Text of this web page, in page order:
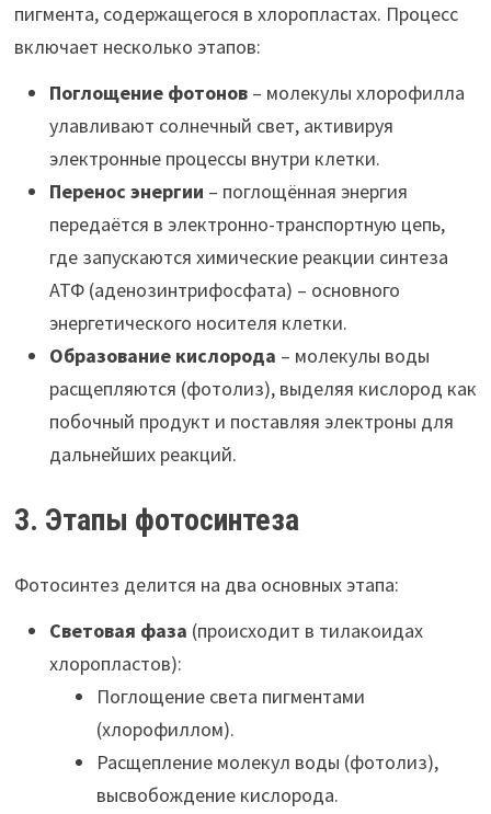
пигмента, содержащегося в хлоропластах. Процесс
включает несколько этапов:
Поглощение фотонов– молекулы хлорофилла
улавливают солнечный свет, активируя
электронные процессы внутри клетки.
Перенос энергии – поглощённая энергия
передаётся в электронно-транспортную цепь,
где запускаются химические реакции синтеза
АТФ (аденозинтрифосфата) – основного
энергетического носителя клетки.
Образование кислорода – молекулы воды
расщепляются (фотолиз), выделяя кислород как
побочный продукт и поставляя электроны для
дальнейших реакций.
3. Этапы фотосинтеза
Фотосинтез делится на два основных этапа:
Световая фаза (происходит в тилакоидах
хлоропластов):
Поглощение света пигментами
(хлорофиллом).
Расщепление молекул воды (фотолиз),
высвобождение кислорода.